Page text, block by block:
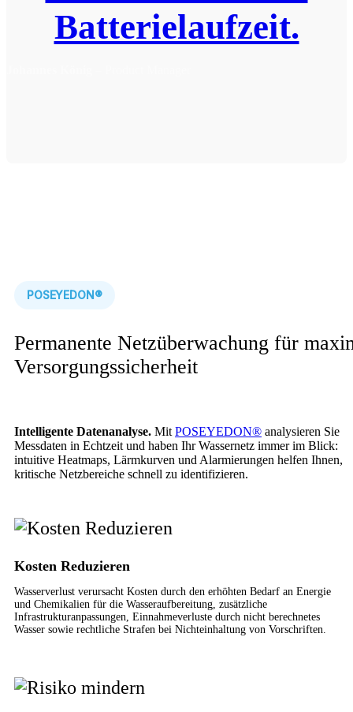
Batterielaufzeit.
POSEYEDON®
Permanente Netzüberwachung für
Versorgungssicherheit
Intelligente Datenanalyse. Mit POSEYEDON® analysieren Sie
Messdaten in Echtzeit und haben Ihr Wassernetz immer im Blick:
intuitive Heatmaps, Lärmkurven und Alarmierungen helfen Ihnen,
kritische Netzbereiche schnell zu identifizieren.
Kosten Reduzieren
Wasserverlust verursacht Kosten durch den erhöhten Bedarf an Energie
und Chemikalien für die Wasseraufbereitung, zusätzliche
Infrastrukturanpassungen, Einnahmeverluste durch nicht berechnetes
Wasser sowie rechtliche Strafen bei Nichteinhaltung von Vorschriften.